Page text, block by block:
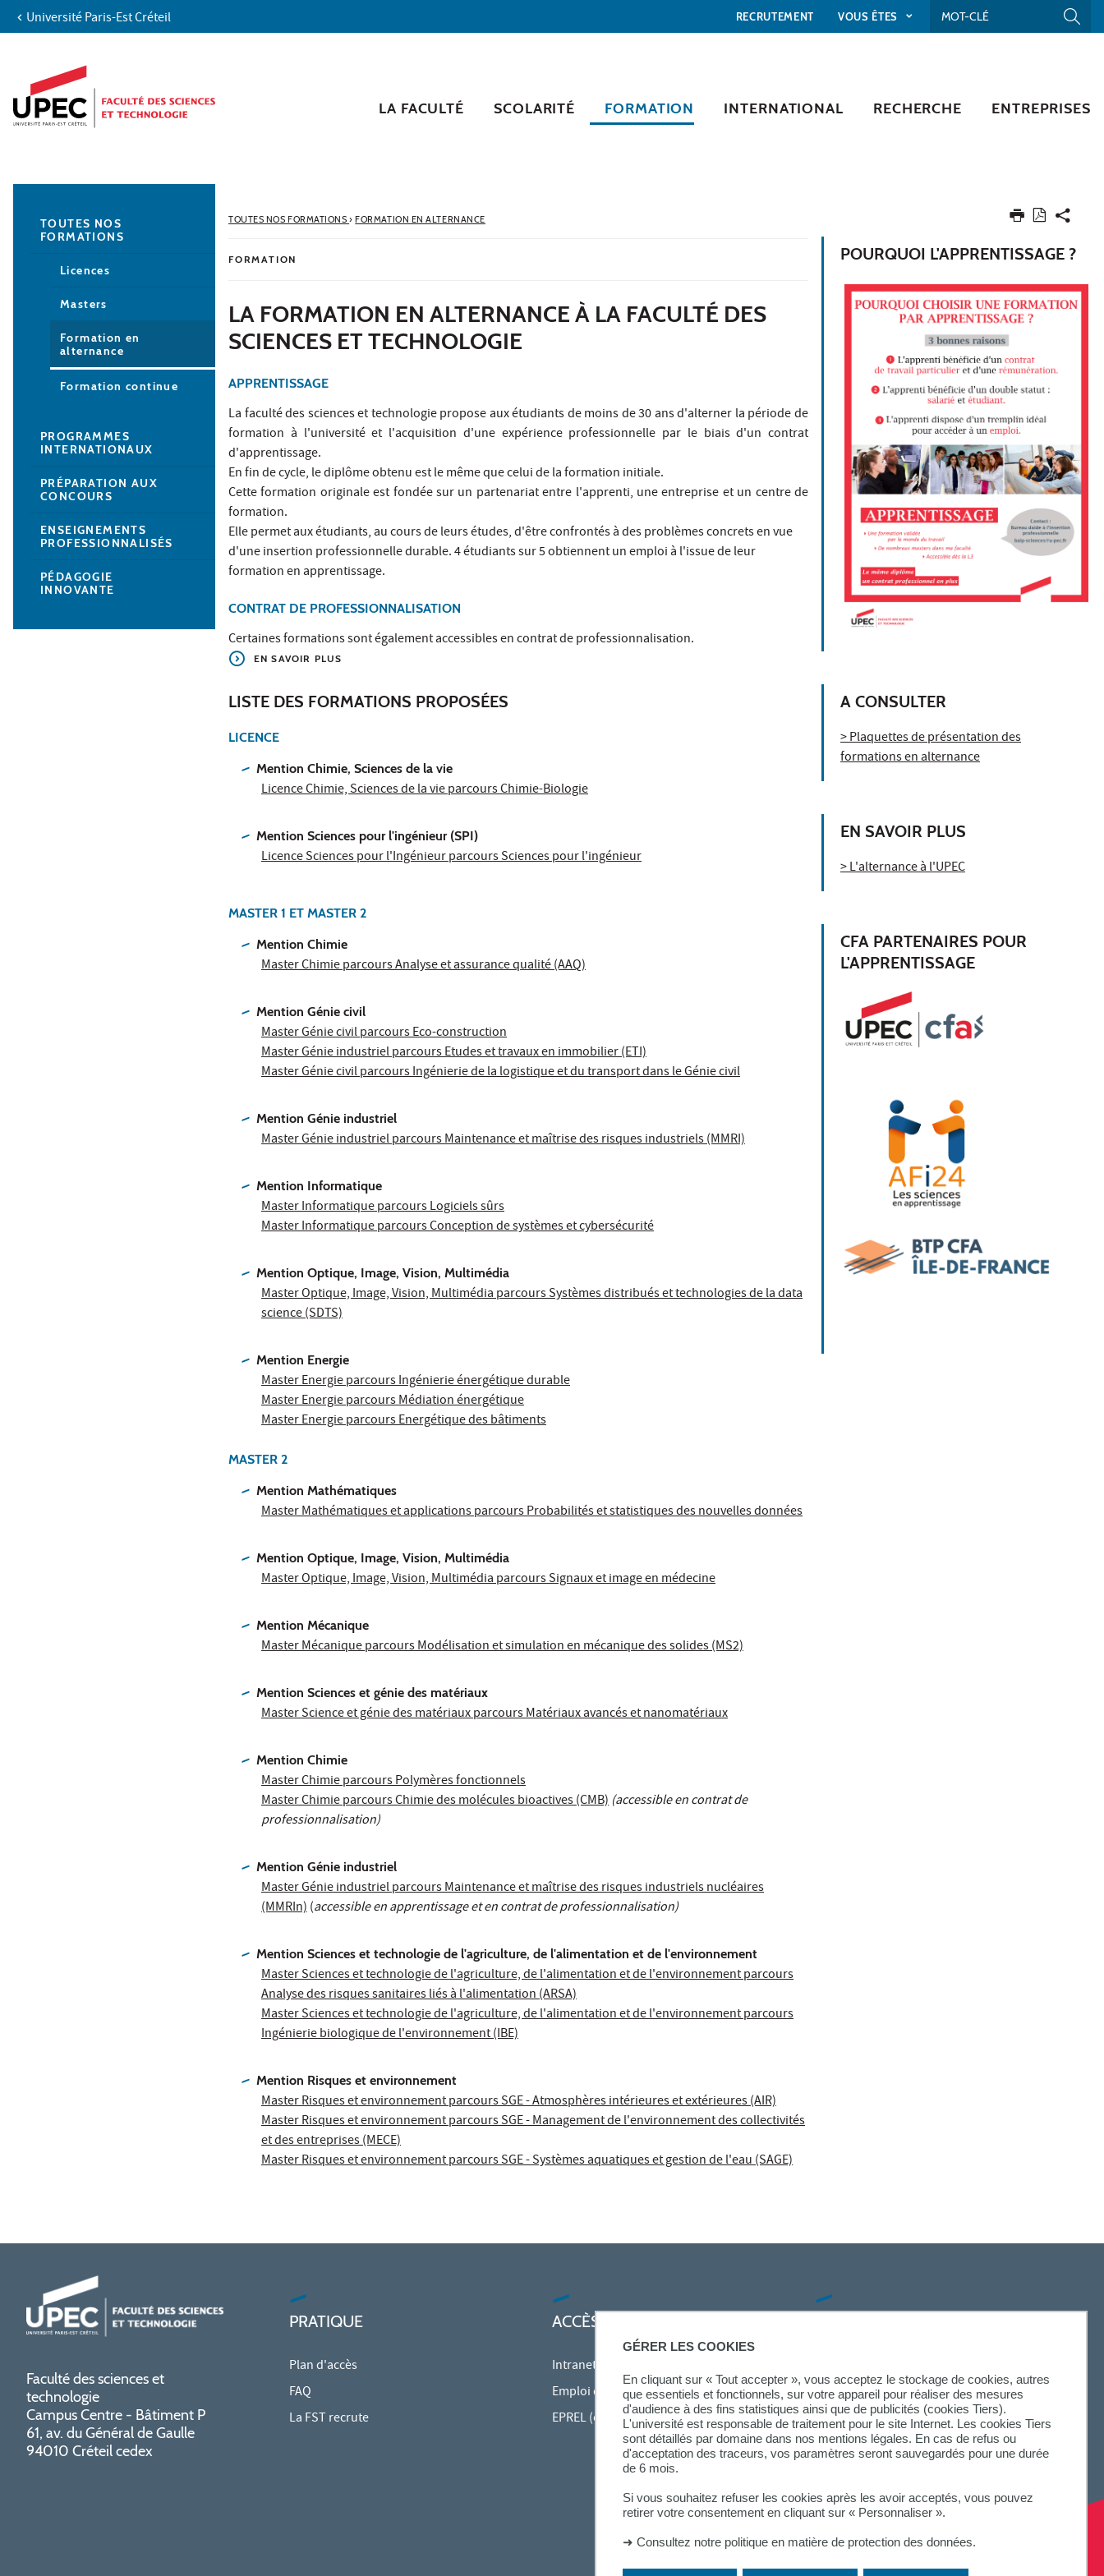
GÉRER LES COOKIES
En cliquant sur « Tout accepter », vous acceptez le stockage de cookies, autres
que essentiels et fonctionnels, sur votre appareil pour réaliser des mesures
d'audience à des fins statistiques ainsi que de publicités (cookies Tiers).
L'université est responsable de traitement pour le site Internet. Les cookies Tiers
sont détaillés par domaine dans nos mentions légales. En cas de refus ou
d'acceptation des traceurs, vos paramètres seront sauvegardés pour une durée
de 6 mois.
Si vous souhaitez refuser les cookies après les avoir acceptés, vous pouvez
retirer votre consentement en cliquant sur « Personnaliser ».
➜ Consultez notre politique en matière de protection des données.
Aller au contenu
Accès directs
Recherche
Navigation secondaire
Université Paris-Est Créteil RECRUTEMENT VOUS ÊTES
LA FACULTÉ SCOLARITÉ FORMATION INTERNATIONAL RECHERCHE ENTREPRISES
TOUTES NOS FORMATIONS› FORMATION EN ALTERNANCE
FORMATION
LA FORMATION EN ALTERNANCE À LA FACULTÉ DES
SCIENCES ET TECHNOLOGIE
APPRENTISSAGE
La faculté des sciences et technologie propose aux étudiants de moins de 30 ans d'alterner la période de
formation à l'université et l'acquisition d'une expérience professionnelle par le biais d'un contrat
d'apprentissage.
En fin de cycle, le diplôme obtenu est le même que celui de la formation initiale.
Cette formation originale est fondée sur un partenariat entre l'apprenti, une entreprise et un centre de
formation.
Elle permet aux étudiants, au cours de leurs études, d'être confrontés à des problèmes concrets en vue
d'une insertion professionnelle durable. 4 étudiants sur 5 obtiennent un emploi à l'issue de leur
formation en apprentissage.
CONTRAT DE PROFESSIONNALISATION
Certaines formations sont également accessibles en contrat de professionnalisation.
EN SAVOIR PLUS
LISTE DES FORMATIONS PROPOSÉES
LICENCE
Mention Chimie, Sciences de la vie
Licence Chimie, Sciences de la vie parcours Chimie-Biologie
Mention Sciences pour l'ingénieur (SPI)
Licence Sciences pour l'Ingénieur parcours Sciences pour l'ingénieur
MASTER 1 ET MASTER 2
Mention Chimie
Master Chimie parcours Analyse et assurance qualité (AAQ)
Mention Génie civil
Master Génie civil parcours Eco-construction
Master Génie industriel parcours Etudes et travaux en immobilier (ETI)
Master Génie civil parcours Ingénierie de la logistique et du transport dans le Génie civil
Mention Génie industriel
Master Génie industriel parcours Maintenance et maîtrise des risques industriels (MMRI)
Mention Informatique
Master Informatique parcours Logiciels sûrs
Master Informatique parcours Conception de systèmes et cybersécurité
Mention Optique, Image, Vision, Multimédia
Master Optique, Image, Vision, Multimédia parcours Systèmes distribués et technologies de la data
science (SDTS)
Mention Energie
Master Energie parcours Ingénierie énergétique durable
Master Energie parcours Médiation énergétique
Master Energie parcours Energétique des bâtiments
MASTER 2
Mention Mathématiques
Master Mathématiques et applications parcours Probabilités et statistiques des nouvelles données
Mention Optique, Image, Vision, Multimédia
Master Optique, Image, Vision, Multimédia parcours Signaux et image en médecine
Mention Mécanique
Master Mécanique parcours Modélisation et simulation en mécanique des solides (MS2)
Mention Sciences et génie des matériaux
Master Science et génie des matériaux parcours Matériaux avancés et nanomatériaux
Mention Chimie
Master Chimie parcours Polymères fonctionnels
Master Chimie parcours Chimie des molécules bioactives (CMB) (accessible en contrat de
professionnalisation)
Mention Génie industriel
Master Génie industriel parcours Maintenance et maîtrise des risques industriels nucléaires
(MMRIn)(accessible en apprentissage et en contrat de professionnalisation)
Mention Sciences et technologie de l'agriculture, de l'alimentation et de l'environnement
Master Sciences et technologie de l'agriculture, de l'alimentation et de l'environnement parcours
Analyse des risques sanitaires liés à l'alimentation (ARSA)
Master Sciences et technologie de l'agriculture, de l'alimentation et de l'environnement parcours
Ingénierie biologique de l'environnement (IBE)
Mention Risques et environnement
Master Risques et environnement parcours SGE - Atmosphères intérieures et extérieures (AIR)
Master Risques et environnement parcours SGE - Management de l'environnement des collectivités
et des entreprises (MECE)
Master Risques et environnement parcours SGE - Systèmes aquatiques et gestion de l'eau (SAGE)
POURQUOI L'APPRENTISSAGE ?
A CONSULTER
> Plaquettes de présentation des
formations en alternance
EN SAVOIR PLUS
> L'alternance à l'UPEC
CFA PARTENAIRES POUR
L'APPRENTISSAGE
TOUTES NOS
FORMATIONS
Licences
Masters
Formation en
alternance
Formation continue
PROGRAMMES
INTERNATIONAUX
PRÉPARATION AUX
CONCOURS
ENSEIGNEMENTS
PROFESSIONNALISÉS
PÉDAGOGIE
INNOVANTE
Faculté des sciences et
technologie
Campus Centre - Bâtiment P
61, av. du Général de Gaulle
94010 Créteil cedex
PRATIQUE
Plan d'accès
FAQ
La FST recrute
ACCÈS RAPIDES
Intranet des personnels
Emploi du temps en ligne (ADE)
EPREL (cours en ligne)